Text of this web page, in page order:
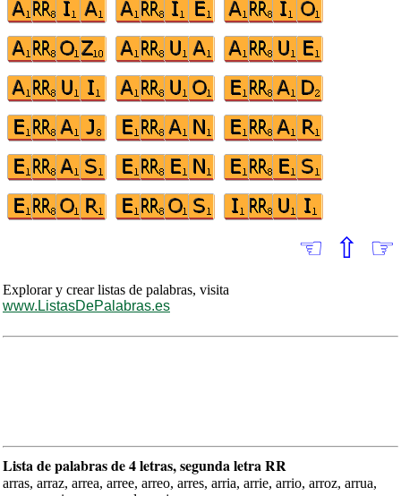
☜ ⇧ ☞
Explorar y crear listas de palabras, visita
www.ListasDePalabras.es
Lista de palabras de 4 letras, segunda letra RR
arras, arraz, arrea, arree, arreo, arres, arria, arrie, arrio, arroz, arrua,